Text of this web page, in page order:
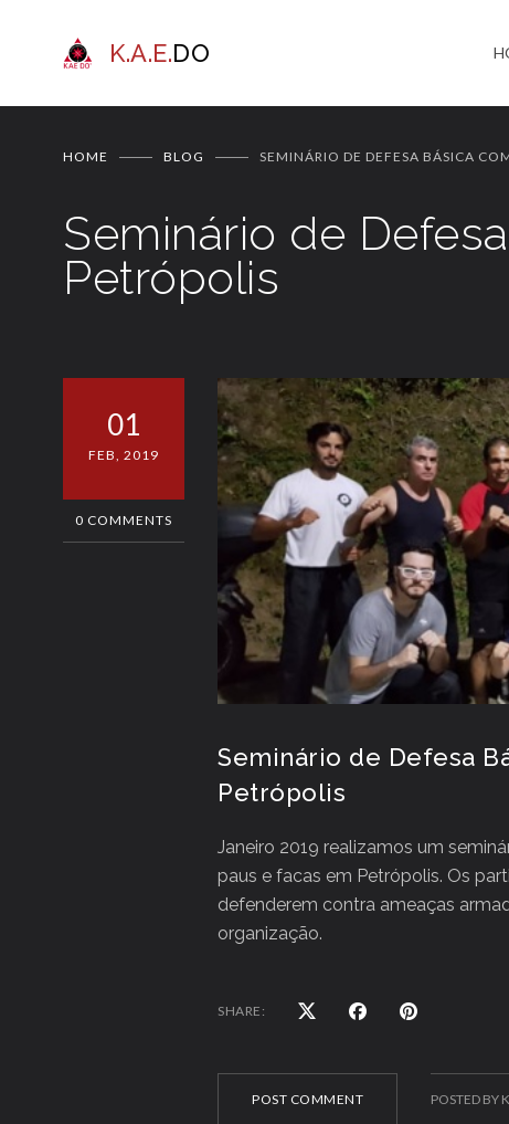
K.A.E.DO
HOME BLOG SEMINÁRIO DE DEFESA BÁSICA
Seminário de
Petrópolis
01
FEB, 2019
0 COMMENTS
Seminário de Defesa
Petrópolis
Janeiro 2019 realizamos um
paus e facas em Petrópolis. Os
defenderem contra ameaças
organização.
SHARE:
POST COMMENT POSTED BY